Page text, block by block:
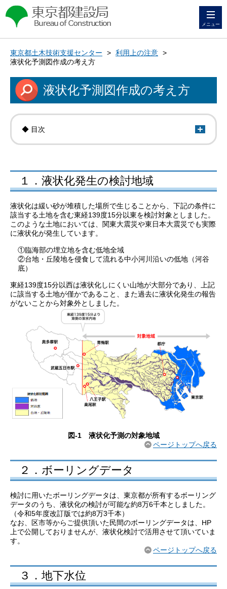
メニュー
東京都土木技術支援センター > 利用上の注意 >
液状化予測図作成の考え方
液状化予測図作成の考え方
◆ 目次
１．液状化発生の検討地域
液状化は緩い砂が堆積した場所で生じることから、下記の条件に
該当する土地を含む東経139度15分以東を検討対象としました。
このような土地においては、関東大震災や東日本大震災でも実際
に液状化が発生しています。
①臨海部の埋立地を含む低地全域
②台地・丘陵地を侵食して流れる中小河川沿いの低地（河谷
底）
東経139度15分以西は液状化しにくい山地が大部分であり、上記
に該当する土地が僅かであること、また過去に液状化発生の報告
がないことから対象外としました。
図-1 液状化予測の対象地域
ページトップへ戻る
２．ボーリングデータ
検討に用いたボーリングデータは、東京都が所有するボーリング
データのうち、液状化の検討が可能な約8万6千本としました。
（令和5年度改訂版では約8万3千本）
なお、区市等からご提供頂いた民間のボーリングデータは、HP
上で公開しておりませんが、液状化検討で活用させて頂いていま
す。
ページトップへ戻る
３．地下水位